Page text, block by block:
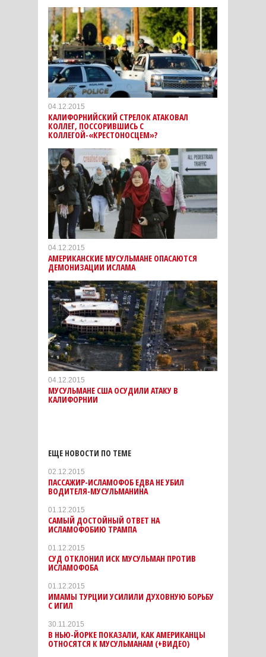
04.12.2015
КАЛИФОРНИЙСКИЙ СТРЕЛОК АТАКОВАЛ
КОЛЛЕГ, ПОССОРИВШИСЬ С
КОЛЛЕГОЙ-«КРЕСТОНОСЦЕМ»?
04.12.2015
АМЕРИКАНСКИЕ МУСУЛЬМАНЕ ОПАСАЮТСЯ
ДЕМОНИЗАЦИИ ИСЛАМА
04.12.2015
МУСУЛЬМАНЕ США ОСУДИЛИ АТАКУ В
КАЛИФОРНИИ
ЕЩЕ НОВОСТИ ПО ТЕМЕ
02.12.2015
ПАССАЖИР-ИСЛАМОФОБ ЕДВА НЕ УБИЛ
ВОДИТЕЛЯ-МУСУЛЬМАНИНА
01.12.2015
САМЫЙ ДОСТОЙНЫЙ ОТВЕТ НА
ИСЛАМОФОБИЮ ТРАМПА
01.12.2015
СУД ОТКЛОНИЛ ИСК МУСУЛЬМАН ПРОТИВ
ИСЛАМОФОБА
01.12.2015
ИМАМЫ ТУРЦИИ УСИЛИЛИ ДУХОВНУЮ БОРЬБУ
С ИГИЛ
30.11.2015
В НЬЮ-ЙОРКЕ ПОКАЗАЛИ, КАК АМЕРИКАНЦЫ
ОТНОСЯТСЯ К МУСУЛЬМАНАМ (+ВИДЕО)